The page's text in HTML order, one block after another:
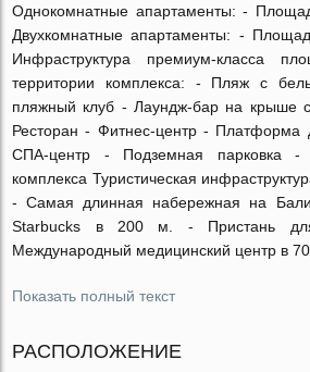
Однокомнатные апартаменты: -
Двухкомнатные апартаменты: -
Инфраструктура премиум-класса
территории комплекса: - Пляж с
пляжный клуб - Лаундж-бар на крыше
Ресторан - Фитнес-центр - Платформа
СПА-центр - Подземная парковка -
комплекса Туристическая
- Самая длинная набережная на
Starbucks в 200 м. - Пристань
Международный медицинский центр в
Показать полный текст
РАСПОЛОЖЕНИЕ